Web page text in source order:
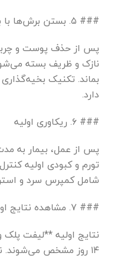
### ۵. بستن برش‌ها با بخیه‌های ظریف
پس از حذف پوست و
نازک و ظریف بسته
بماند. تکنیک
دارد.
### ۶. ریکاوری اولیه
پس از عمل، بیمار به
تورم و کبودی اولیه
شامل کمپرس سرد و
### ۷. مشاهده نتایج اولیه و نهایی
۱۴ روز مشخص